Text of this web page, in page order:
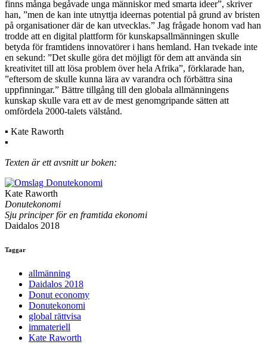
finns många begåvade unga människor med smarta ideer”, skriver
han, ”men de kan inte utnyttja ideernas potential på grund av bristen
på organisationer där de kan utvecklas.” Jag frågade honom vad han
trodde att en digital plattform för kunskapsallmänningen skulle
betyda för framtidens innovatörer i hans hemland. Han tvekade inte
en sekund: ”Det skulle göra det möjligt för dem att använda sin
kreativitet till att lösa problem över hela Afrika”, förklarade han,
”eftersom de skulle kunna lära av varandra och förbättra sina
uppfinningar.” Bättre tillgång till den globala allmänningens
kunskap skulle vara ett av de mest genomgripande sätten att
omfördela 2000-talets välstånd.
▪ Kate Raworth
▪
Texten är ett avsnitt ur boken:
Kate Raworth
Donutekonomi
Sju principer för en framtida ekonomi
Daidalos 2018
Taggar
allmänning
Daidalos 2018
Donut economy
Donutekonomi
global rättvisa
immateriell
Kate Raworth